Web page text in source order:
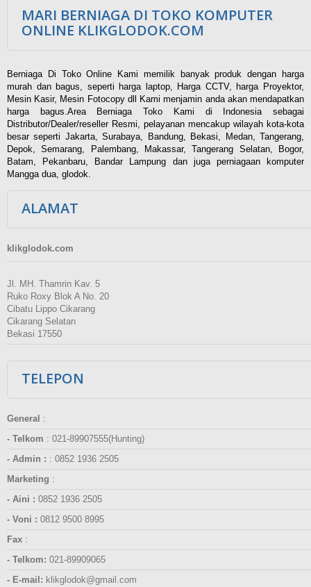
MARI BERNIAGA DI TOKO KOMPUTER
ONLINE KLIKGLODOK.COM
Berniaga Di Toko Online Kami memilik banyak produk dengan harga
murah dan bagus, seperti harga laptop, Harga CCTV, harga Proyektor,
Mesin Kasir, Mesin Fotocopy dll Kami menjamin anda akan mendapatkan
harga bagus.Area Berniaga Toko Kami di Indonesia sebagai
Distributor/Dealer/reseller Resmi, pelayanan mencakup wilayah kota-kota
besar seperti Jakarta, Surabaya, Bandung, Bekasi, Medan, Tangerang,
Depok, Semarang, Palembang, Makassar, Tangerang Selatan, Bogor,
Batam, Pekanbaru, Bandar Lampung dan juga perniagaan komputer
Mangga dua, glodok.
ALAMAT
klikglodok.com
Jl. MH. Thamrin Kav. 5
Ruko Roxy Blok A No. 20
Cibatu Lippo Cikarang
Cikarang Selatan
Bekasi 17550
TELEPON
General :
- Telkom : 021-89907555(Hunting)
- Admin : : 0852 1936 2505
Marketing :
- Aini : 0852 1936 2505
- Voni : 0812 9500 8995
Fax :
- Telkom: 021-89909065
- E-mail: klikglodok@gmail.com